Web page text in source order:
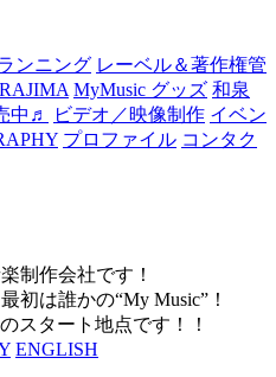
ンニング レーベル＆著作権管
MyMusic グッズ 和泉
中♬
ビデオ／映像制作 イベン
プロファイル コンタク
制作会社です！
初は誰かの“My Music”！
スタート地点です！！
ENGLISH